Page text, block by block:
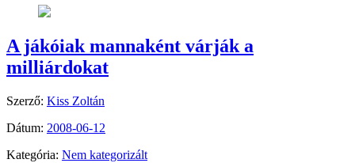
A jákóiak mannaként várják a
milliárdokat
Szerző: Kiss Zoltán
Dátum: 2008-06-12
Kategória: Nem kategorizált